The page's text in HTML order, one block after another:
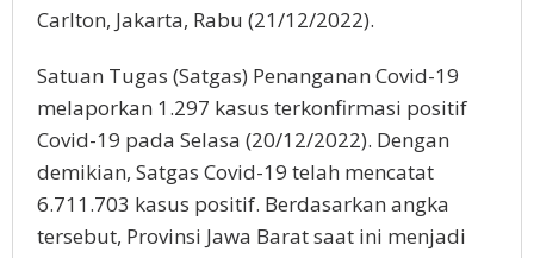
Carlton, Jakarta, Rabu (21/12/2022).
Satuan Tugas (Satgas) Penanganan Covid-19
melaporkan 1.297 kasus terkonfirmasi positif
Covid-19 pada Selasa (20/12/2022). Dengan
demikian, Satgas Covid-19 telah mencatat
6.711.703 kasus positif. Berdasarkan angka
tersebut, Provinsi Jawa Barat saat ini menjadi